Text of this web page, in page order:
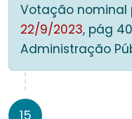
Votação nominal
22/9/2023, pág
Administração